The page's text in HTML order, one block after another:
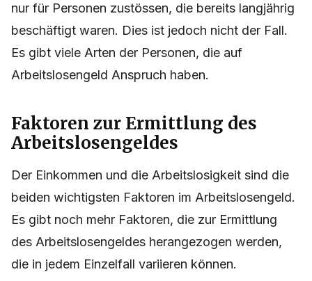
nur für Personen zustössen, die bereits langjährig
beschäftigt waren. Dies ist jedoch nicht der Fall.
Es gibt viele Arten der Personen, die auf
Arbeitslosengeld Anspruch haben.
Faktoren zur Ermittlung des
Arbeitslosengeldes
Der Einkommen und die Arbeitslosigkeit sind die
beiden wichtigsten Faktoren im Arbeitslosengeld.
Es gibt noch mehr Faktoren, die zur Ermittlung
des Arbeitslosengeldes herangezogen werden,
die in jedem Einzelfall variieren können.